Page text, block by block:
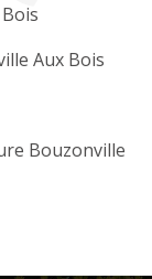
Aux Bois
Bouzonville